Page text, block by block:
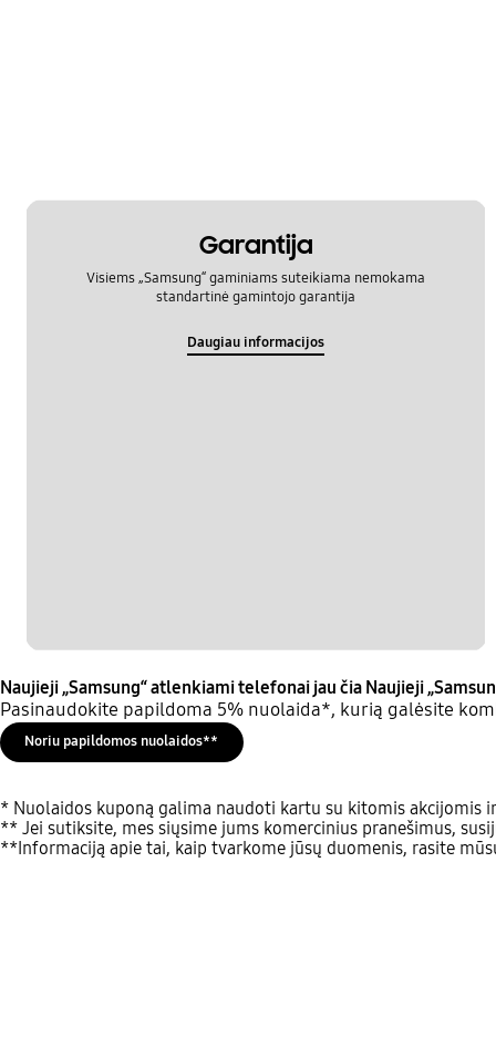
Garantija
Visiems „Samsung“ gaminiams suteikiama nemokama
standartinė gamintojo garantija
Daugiau informacijos
Naujieji „Samsung“ atlenkiami telefonai jau čia Naujieji
Pasinaudokite papildoma 5% nuolaida*, kurią galėsite
Noriu papildomos nuolaidos**
* Nuolaidos kuponą galima naudoti kartu su kitomis akcijomis
** Jei sutiksite, mes siųsime jums komercinius pranešimus,
**Informaciją apie tai, kaip tvarkome jūsų duomenis, rasite